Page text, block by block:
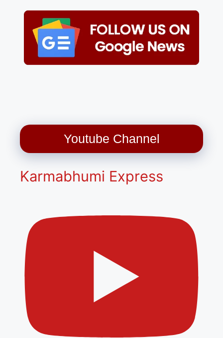
Youtube Channel
Karmabhumi Express